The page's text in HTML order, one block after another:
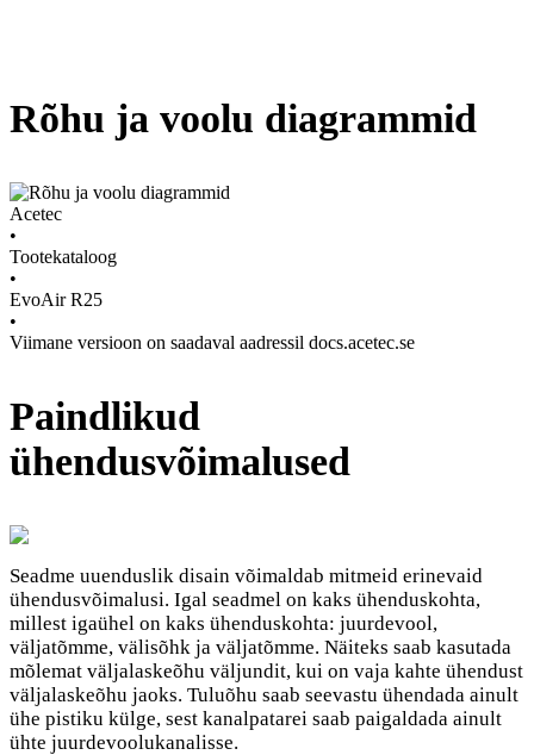
Rõhu ja voolu diagrammid
Acetec
•
Tootekataloog
•
EvoAir R25
•
Viimane versioon on saadaval aadressil docs.acetec.se
Paindlikud
ühendusvõimalused
Seadme uuenduslik disain võimaldab mitmeid erinevaid
ühendusvõimalusi. Igal seadmel on kaks ühenduskohta,
millest igaühel on kaks ühenduskohta: juurdevool,
väljatõmme, välisõhk ja väljatõmme. Näiteks saab kasutada
mõlemat väljalaskeõhu väljundit, kui on vaja kahte ühendust
väljalaskeõhu jaoks. Tuluõhu saab seevastu ühendada ainult
ühe pistiku külge, sest kanalpatarei saab paigaldada ainult
ühte juurdevoolukanalisse.